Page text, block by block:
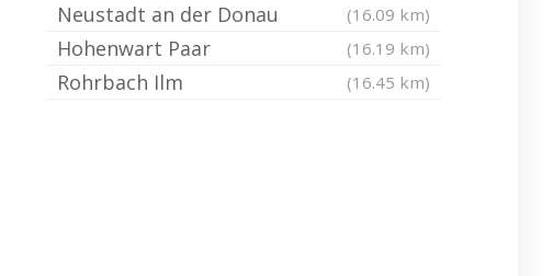
Neustadt an der Donau (16.09 km)
Hohenwart Paar (16.19 km)
Rohrbach Ilm (16.45 km)